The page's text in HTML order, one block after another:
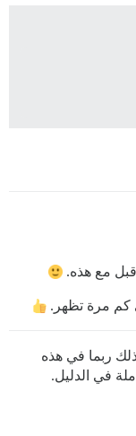
مع هذه.
كم مرة تظهر.
ربما في هذه
في الدليل.